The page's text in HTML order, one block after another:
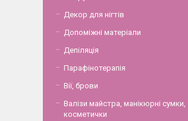
Декор для нігтів
Допоміжні матеріали
Депіляція
Парафінотерапія
Вії, брови
Валізи майстра, манікюрні сумки,
косметички